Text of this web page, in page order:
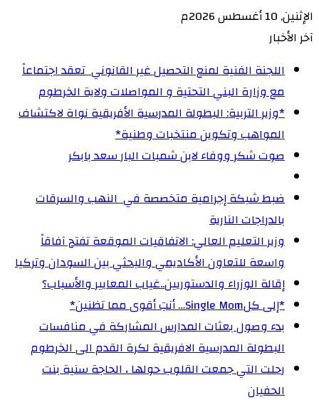
الإثنين, 10 أغسطس 2026م
آخر الأخبار
اللجنة الفنية لمنع التحصيل غير القانوني تعقد اجتماعاً
مع وزارة البني التحتية و المواصلات ولاية الخرطوم
‏*وزير التربية: البطولة المدرسية الأفريقية نواة لاكتشاف
المواهب وتكوين منتخبات وطنية*
صوت شكر ووفاء لابن شمبات البار سعد بابكر
ضبط شبكة إجرامية متخصصة في النهب والسرقات
بالدراجات النارية‏
وزير التعليم العالي: الاتفاقيات الموقعة تفتح آفاقاً
واسعة للتعاون الأكاديمي والبحثي بين السودان وتركيا
إقالة الوزراء والدستوريين..غياب المعايير والأسباب؟
‏*إلى كلSingle Mom… أنتِ أقوى مما تظنين*
بدء وصول بعثات المدارس المشاركة في منافسات
البطولة المدرسية الافريقية لكرة القدم الى الخرطوم
رحلت التي جمعت القلوب حولها ، الحاجة سنية بنت
الحفيان